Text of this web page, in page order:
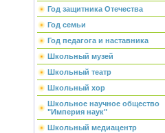
Год защитника Отечества
Год семьи
Год педагога и наставника
Школьный музей
Школьный театр
Школьный хор
Школьное научное общество
"Империя наук"
Школьный медиацентр